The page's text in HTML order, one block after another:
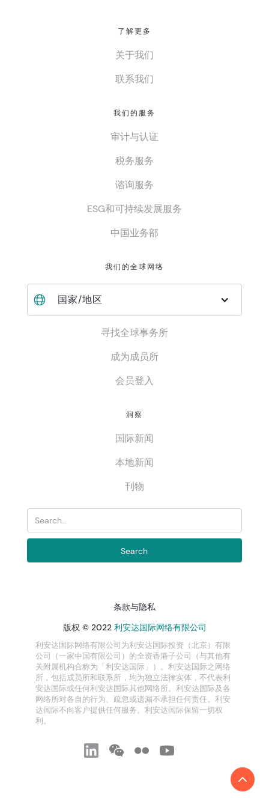
了解更多
关于我们
联系我们
我们的服务
审计与认证
税务服务
谘询服务
ESG和可持续发展服务
中国业务部
我们的全球网络
国家/地区
寻找全球事务所
成为成员所
会员登入
洞察
国际新闻
本地新闻
刊物
条款与隐私
版权 © 2022 利安达国际网络有限公司
利安达国际网络有限公司为利安达国际投资（北京）有限
公司（一家中国有限公司）的全资香港子公司（与其他有
关附属机构合称为「利安达国际」）。利安达国际之网络
所，包括成员所和联系所，均为独立法律实体，不代表利
安达国际或任何利安达国际其他网络所。利安达国际及各
网络所对各自的行为、疏忽或遗漏不承担任何责任。利安
达国际不向客户提供任何服务。利安达国际保留一切权
利。